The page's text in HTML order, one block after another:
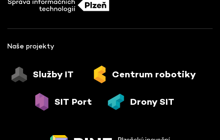
Naše projekty
Služby IT Centrum robotiky
SIT Port Drony SIT